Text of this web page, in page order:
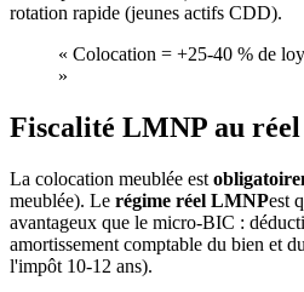
rotation rapide (jeunes actifs CDD).
« Colocation = +25-40 % de
»
Fiscalité LMNP au
La colocation meublée est
meublée). Le régime réel LMNPest
avantageux que le micro-BIC :
amortissement comptable du bien et
l'impôt 10-12 ans).